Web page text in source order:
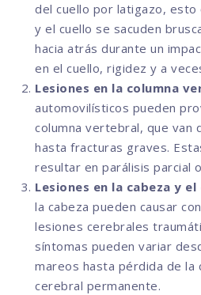
del cuello por latigazo, esto
y el cuello se sacuden
hacia atrás durante un
en el cuello, rigidez y a
Lesiones en la columna
automovilísticos pueden
columna vertebral, que van
hasta fracturas graves.
resultar en parálisis parcial
Lesiones en la cabeza y
la cabeza pueden causar
lesiones cerebrales
síntomas pueden variar
mareos hasta pérdida de la
cerebral permanente.